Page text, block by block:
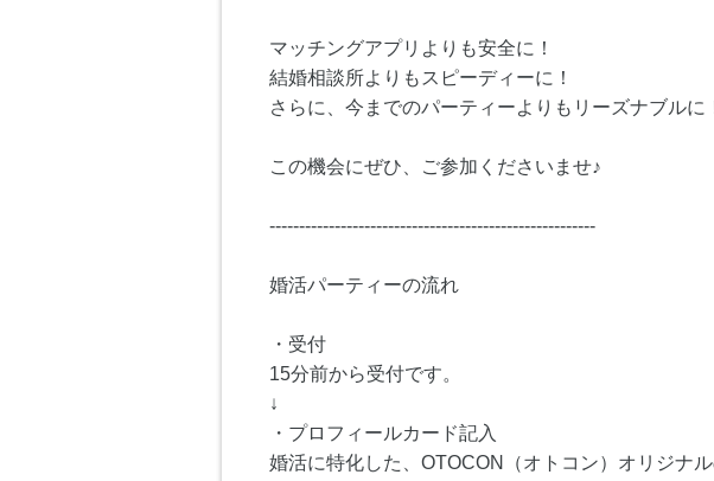
マッチングアプリよりも安全に！
結婚相談所よりもスピーディーに！
さらに、今までのパーティーよりもリーズナブルに
この機会にぜひ、ご参加くださいませ♪
-------------------------------------------------------
婚活パーティーの流れ
・受付
15分前から受付です。
↓
・プロフィールカード記入
婚活に特化した、OTOCON（オトコン）オリジナル